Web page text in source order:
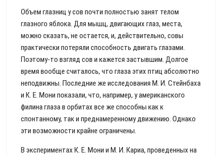
Объем глазниц у сов почти полностью занят телом
глазного яблока. Для мышц, двигающих глаз, места,
можно сказать, не остается, и, действительно, совы
практически потеряли способность двигать глазами.
Поэтому-то взгляд сов и кажется застывшим. Долгое
время вообще считалось, что глаза этих птиц абсолютно
неподвижны. Последние же исследования М. И. Стейнбаха
и К. Е. Мони показали, что, например, у американского
филина глаза в орбитах все же способны как к
спонтанному, так и преднамеренному движению. Однако
эти возможности крайне ограничены.
В экспериментах К. Е. Мони и М. И. Кариа, проведенных на